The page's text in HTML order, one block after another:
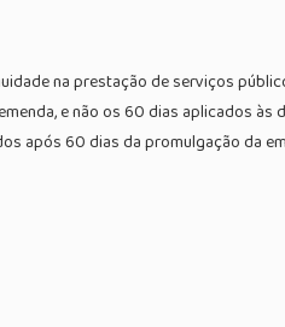
na prestação de serviços
e não os 60 dias aplicados às
após 60 dias da promulgação da